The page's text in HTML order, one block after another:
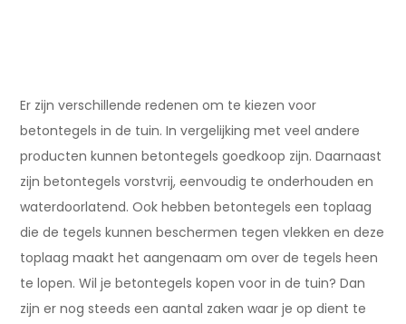
Er zijn verschillende redenen om te kiezen voor
betontegels in de tuin. In vergelijking met veel andere
producten kunnen betontegels goedkoop zijn. Daarnaast
zijn betontegels vorstvrij, eenvoudig te onderhouden en
waterdoorlatend. Ook hebben betontegels een toplaag
die de tegels kunnen beschermen tegen vlekken en deze
toplaag maakt het aangenaam om over de tegels heen
te lopen. Wil je betontegels kopen voor in de tuin? Dan
zijn er nog steeds een aantal zaken waar je op dient te